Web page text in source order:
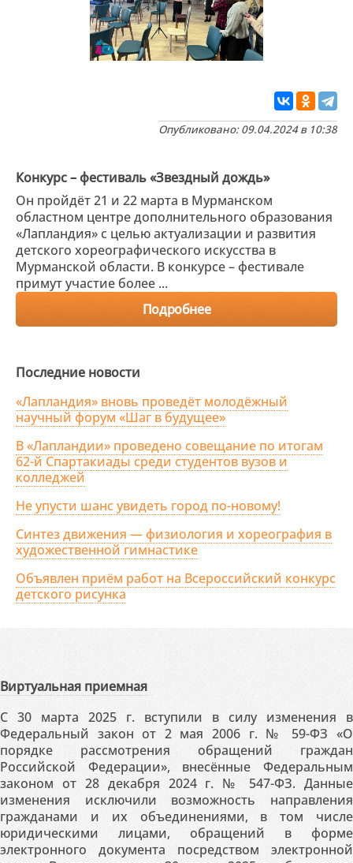
Опубликовано: 09.04.2024 в 10:38
Конкурс – фестиваль «Звездный дождь»
Он пройдёт 21 и 22 марта в Мурманском
областном центре дополнительного образования
«Лапландия» с целью актуализации и развития
детского хореографического искусства в
Мурманской области. В конкурсе – фестивале
примут участие более ...
Подробнее
Последние новости
«Лапландия» вновь проведёт молодёжный
научный форум «Шаг в будущее»
В «Лапландии» проведено совещание по итогам
62-й Спартакиады среди студентов вузов и
колледжей
Не упусти шанс увидеть город по-новому!
Синтез движения — физиология и хореография в
художественной гимнастике
Объявлен приём работ на Всероссийский конкурс
детского рисунка
Виртуальная приемная
С 30 марта 2025 г. вступили в силу изменения в
Федеральный закон от 2 мая 2006 г. № 59-ФЗ «О
порядке рассмотрения обращений граждан
Российской Федерации», внесённые Федеральным
законом от 28 декабря 2024 г. № 547-ФЗ. Данные
изменения исключили возможность направления
гражданами и их объединениями, в том числе
юридическими лицами, обращений в форме
электронного документа посредством электронной